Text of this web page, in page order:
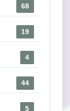
68
19
4
44
5